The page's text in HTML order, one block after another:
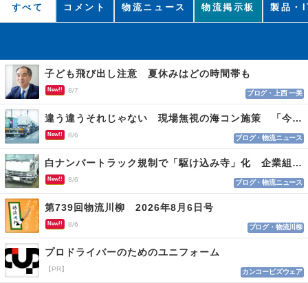
すべて コメント 物流ニュース 物流掲示板 製品・
子ども飛び出し注意 夏休みはどの時間帯も
New!! 8/7 ブログ・上西 一美
違う違うそれじゃない 現場無視の海コン施策 「今でも平均２～３時間は待つ」
New!! 8/6 ブログ・物流ニュース
白ナンバートラック規制で「駆け込み寺」化 企業組合が入会基準を見直しへ
New!! 8/6 ブログ・物流ニュース
第739回物流川柳 2026年8月6日号
New!! 8/6 ブログ・物流川柳
プロドライバーのためのユニフォーム
【PR】 カンコービズウェア